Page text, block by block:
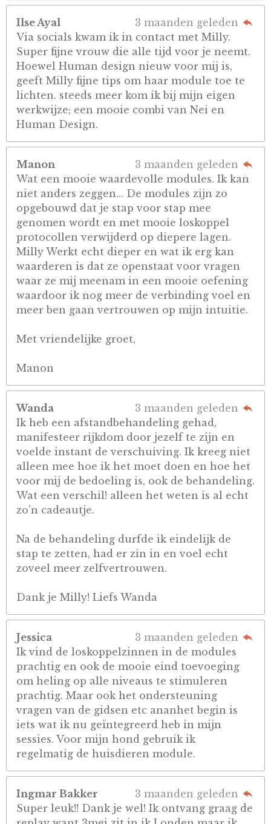
Ilse Ayal
3 maanden geleden
Via socials kwam ik in contact met Milly.
Super fijne vrouw die alle tijd voor je neemt.
Hoewel Human design nieuw voor mij is,
geeft Milly fijne tips om haar module toe te
lichten. steeds meer kom ik bij mijn eigen
werkwijze; een mooie combi van Nei en
Human Design.
Manon
3 maanden geleden
Wat een mooie waardevolle modules. Ik kan
niet anders zeggen... De modules zijn zo
opgebouwd dat je stap voor stap mee
genomen wordt en met mooie loskoppel
protocollen verwijderd op diepere lagen.
Milly Werkt echt dieper en wat ik erg kan
waarderen is dat ze openstaat voor vragen
waar ze mij meenam in een mooie oefening
waardoor ik nog meer de verbinding voel en
meer ben gaan vertrouwen op mijn intuitie.
Met vriendelijke groet,
Manon
Wanda
3 maanden geleden
Ik heb een afstandbehandeling gehad,
manifesteer rijkdom door jezelf te zijn en
voelde instant de verschuiving. Ik kreeg niet
alleen mee hoe ik het moet doen en hoe het
voor mij de bedoeling is, ook de behandeling.
Wat een verschil! alleen het weten is al echt
zo'n cadeautje.
Na de behandeling durfde ik eindelijk de
stap te zetten, had er zin in en voel echt
zoveel meer zelfvertrouwen.
Dank je Milly! Liefs Wanda
Jessica
3 maanden geleden
Ik vind de loskoppelzinnen in de modules
prachtig en ook de mooie eind toevoeging
om heling op alle niveaus te stimuleren
prachtig. Maar ook het ondersteuning
vragen van de gidsen etc ananhet begin is
iets wat ik nu geïntegreerd heb in mijn
sessies. Voor mijn hond gebruik ik
regelmatig de huisdieren module.
Ingmar Bakker
3 maanden geleden
Super leuk!! Dank je wel! Ik ontvang graag de